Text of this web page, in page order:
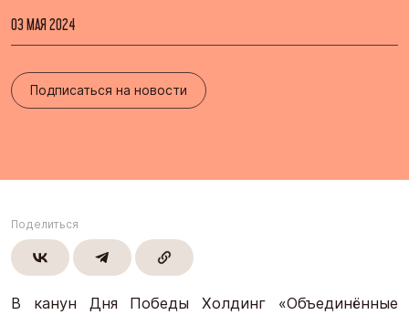
03 МАЯ 2024
Подписаться на новости
Поделиться
В канун Дня Победы Холдинг «Объединённые